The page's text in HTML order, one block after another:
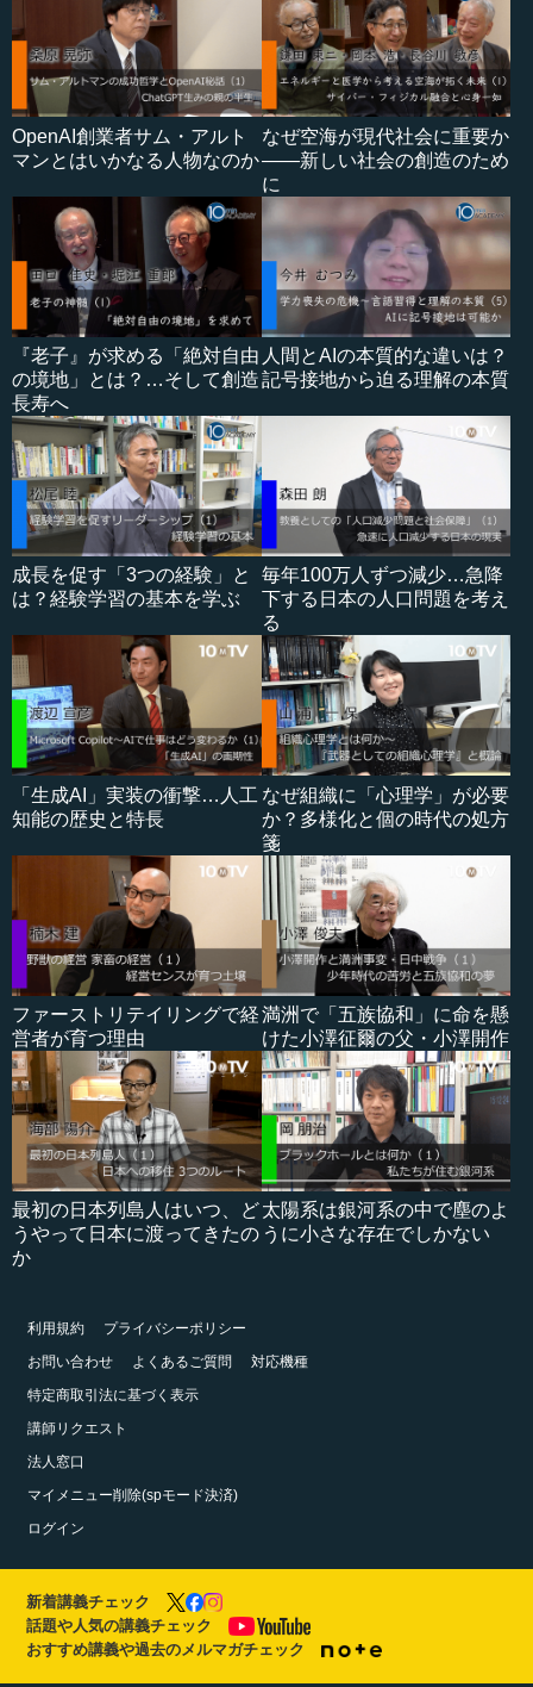
OpenAI創業者サム・アルト
マンとはいかなる人物なのか
なぜ空海が現代社会に重要か
――新しい社会の創造のため
に
『老子』が求める「絶対自由
の境地」とは？…そして創造
長寿へ
人間とAIの本質的な違いは？
記号接地から迫る理解の本質
成長を促す「3つの経験」と
は？経験学習の基本を学ぶ
毎年100万人ずつ減少…急降
下する日本の人口問題を考え
る
「生成AI」実装の衝撃…人工
知能の歴史と特長
なぜ組織に「心理学」が必要
か？多様化と個の時代の処方
箋
ファーストリテイリングで経
営者が育つ理由
満洲で「五族協和」に命を懸
けた小澤征爾の父・小澤開作
最初の日本列島人はいつ、ど
うやって日本に渡ってきたの
か
太陽系は銀河系の中で塵のよ
うに小さな存在でしかない
利用規約
プライバシーポリシー
お問い合わせ
よくあるご質問
対応機種
特定商取引法に基づく表示
講師リクエスト
法人窓口
マイメニュー削除(spモード決済)
ログイン
新着講義チェック
話題や人気の講義チェック
おすすめ講義や過去のメルマガチェック